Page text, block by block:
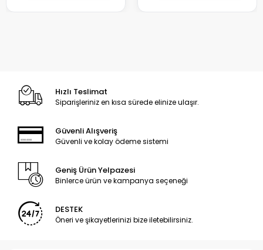
Hızlı Teslimat
Siparişleriniz en kısa sürede elinize ulaşır.
Güvenli Alışveriş
Güvenli ve kolay ödeme sistemi
Geniş Ürün Yelpazesi
Binlerce ürün ve kampanya seçeneği
DESTEK
Öneri ve şikayetlerinizi bize iletebilirsiniz.